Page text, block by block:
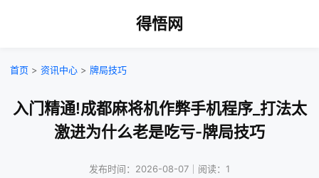
得悟网
首页 > 资讯中心 > 牌局技巧
入门精通!成都麻将机作弊手机程序_打法太
激进为什么老是吃亏-牌局技巧
发布时间：2026-08-07｜阅读：1